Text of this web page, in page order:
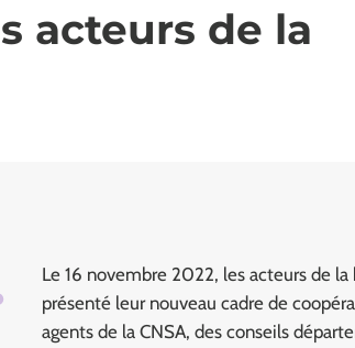
acteurs de la
Le 16 novembre 2022, les acteurs de
présenté leur nouveau cadre de
agents de la CNSA, des conseils